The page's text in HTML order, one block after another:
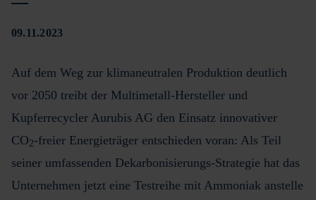
09.11.2023
Auf dem Weg zur klimaneutralen Produktion deutlich
vor 2050 treibt der Multimetall-Hersteller und
Kupferrecycler Aurubis AG den Einsatz innovativer
CO2-freier Energieträger entschieden voran: Als Teil
seiner umfassenden Dekarbonisierungs-Strategie hat das
Unternehmen jetzt eine Testreihe mit Ammoniak anstelle